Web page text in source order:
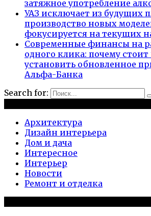
затяжное употребление
УАЗ исключает из будущих
производство новых
фокусируется на текущих
Современные финансы на
одного клика: почему
установить обновленное
Альфа-Банка
Search for:
Архитектура
Дизайн интерьера
Дом и дача
Интересное
Интерьер
Новости
Ремонт и отделка